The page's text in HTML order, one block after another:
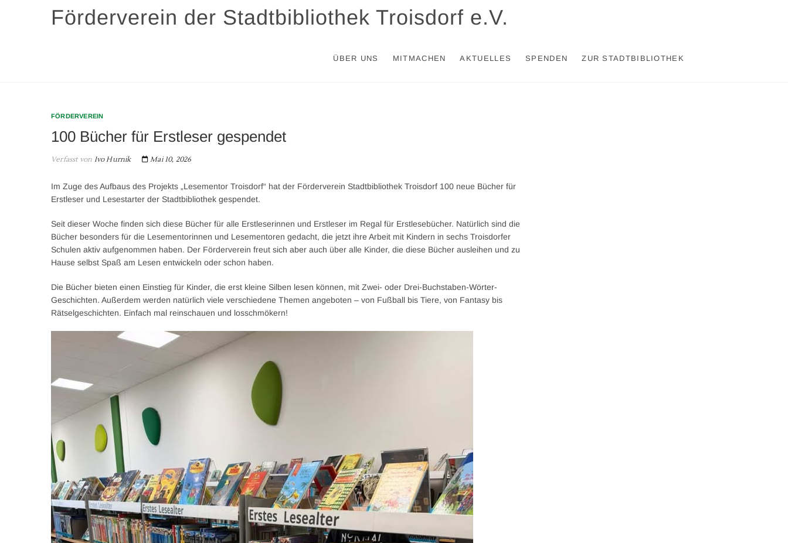
Förderverein der Stadtbibliothek Troisdorf e.V.
ÜBER UNS MITMACHEN AKTUELLES SPENDEN ZUR STADTBIBLIOTHEK
FÖRDERVEREIN
100 Bücher für Erstleser gespendet
Verfasst von Ivo Hurnik Mai 10, 2026
Im Zuge des Aufbaus des Projekts „Lesementor Troisdorf“ hat der Förderverein Stadtbibliothek Troisdorf 100 neue Bücher für
Erstleser und Lesestarter der Stadtbibliothek gespendet.
Seit dieser Woche finden sich diese Bücher für alle Erstleserinnen und Erstleser im Regal für Erstlesebücher. Natürlich sind die
Bücher besonders für die Lesementorinnen und Lesementoren gedacht, die jetzt ihre Arbeit mit Kindern in sechs Troisdorfer
Schulen aktiv aufgenommen haben. Der Förderverein freut sich aber auch über alle Kinder, die diese Bücher ausleihen und zu
Hause selbst Spaß am Lesen entwickeln oder schon haben.
Die Bücher bieten einen Einstieg für Kinder, die erst kleine Silben lesen können, mit Zwei- oder Drei-Buchstaben-Wörter-
Geschichten. Außerdem werden natürlich viele verschiedene Themen angeboten – von Fußball bis Tiere, von Fantasy bis
Rätselgeschichten. Einfach mal reinschauen und losschmökern!